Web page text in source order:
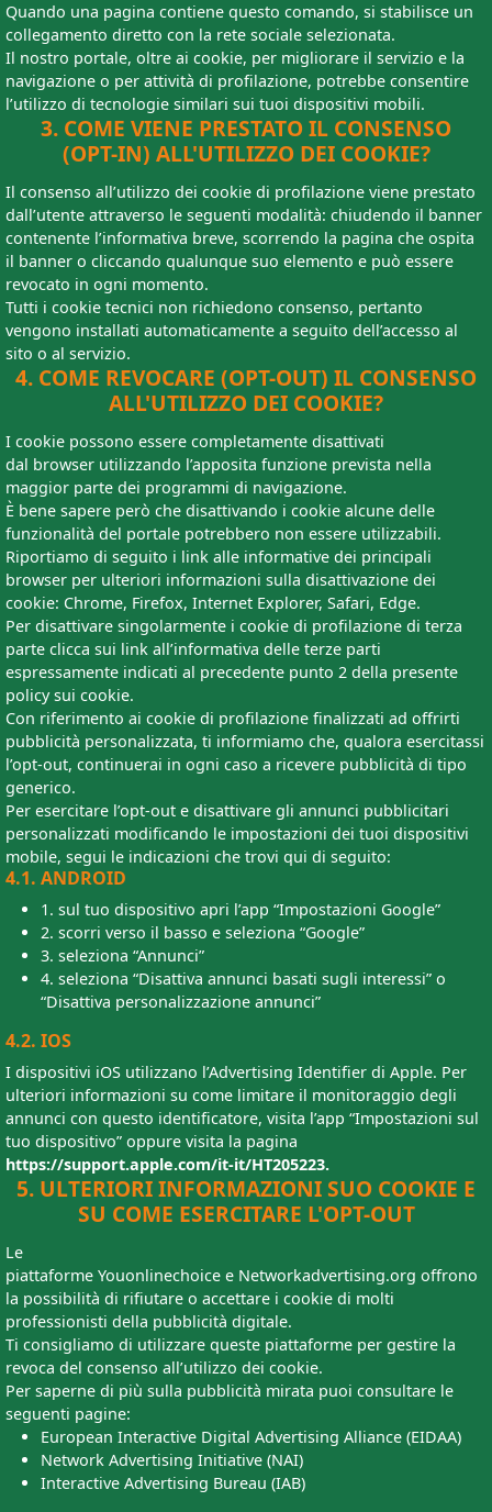
Quando una pagina contiene questo comando, si stabilisce un
collegamento diretto con la rete sociale selezionata.
Il nostro portale, oltre ai cookie, per migliorare il servizio e la
navigazione o per attività di profilazione, potrebbe consentire
l’utilizzo di tecnologie similari sui tuoi dispositivi mobili.
3. COME VIENE PRESTATO IL CONSENSO
(OPT-IN) ALL'UTILIZZO DEI COOKIE?
Il consenso all’utilizzo dei cookie di profilazione viene prestato
dall’utente attraverso le seguenti modalità: chiudendo il banner
contenente l’informativa breve, scorrendo la pagina che ospita
il banner o cliccando qualunque suo elemento e può essere
revocato in ogni momento.
Tutti i cookie tecnici non richiedono consenso, pertanto
vengono installati automaticamente a seguito dell’accesso al
sito o al servizio.
4. COME REVOCARE (OPT-OUT) IL CONSENSO
ALL'UTILIZZO DEI COOKIE?
I cookie possono essere completamente disattivati
dal browser utilizzando l’apposita funzione prevista nella
maggior parte dei programmi di navigazione.
È bene sapere però che disattivando i cookie alcune delle
funzionalità del portale potrebbero non essere utilizzabili.
Riportiamo di seguito i link alle informative dei principali
browser per ulteriori informazioni sulla disattivazione dei
cookie: Chrome, Firefox, Internet Explorer, Safari, Edge.
Per disattivare singolarmente i cookie di profilazione di terza
parte clicca sui link all’informativa delle terze parti
espressamente indicati al precedente punto 2 della presente
policy sui cookie.
Con riferimento ai cookie di profilazione finalizzati ad offrirti
pubblicità personalizzata, ti informiamo che, qualora esercitassi
l’opt-out, continuerai in ogni caso a ricevere pubblicità di tipo
generico.
Per esercitare l’opt-out e disattivare gli annunci pubblicitari
personalizzati modificando le impostazioni dei tuoi dispositivi
mobile, segui le indicazioni che trovi qui di seguito:
4.1. ANDROID
1. sul tuo dispositivo apri l’app “Impostazioni Google”
2. scorri verso il basso e seleziona “Google”
3. seleziona “Annunci”
4. seleziona “Disattiva annunci basati sugli interessi” o
“Disattiva personalizzazione annunci”
4.2. IOS
I dispositivi iOS utilizzano l’Advertising Identifier di Apple. Per
ulteriori informazioni su come limitare il monitoraggio degli
annunci con questo identificatore, visita l’app “Impostazioni sul
tuo dispositivo” oppure visita la pagina
https://support.apple.com/it-it/HT205223.
5. ULTERIORI INFORMAZIONI SUO COOKIE E
SU COME ESERCITARE L'OPT-OUT
Le
piattaforme Youonlinechoice e Networkadvertising.org offrono
la possibilità di rifiutare o accettare i cookie di molti
professionisti della pubblicità digitale.
Ti consigliamo di utilizzare queste piattaforme per gestire la
revoca del consenso all’utilizzo dei cookie.
Per saperne di più sulla pubblicità mirata puoi consultare le
seguenti pagine:
European Interactive Digital Advertising Alliance (EIDAA)
Network Advertising Initiative (NAI)
Interactive Advertising Bureau (IAB)